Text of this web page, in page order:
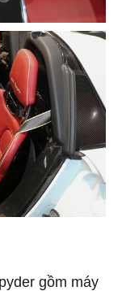
gồm máy